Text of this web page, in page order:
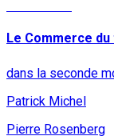
Le Commerce
dans la seconde
Patrick Michel
Pierre Rosenberg